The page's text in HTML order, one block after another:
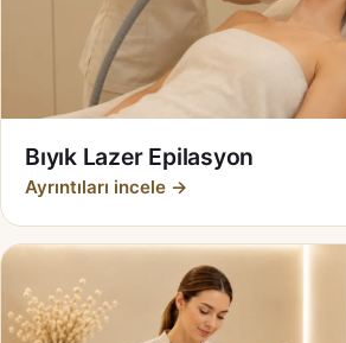
Bıyık Lazer Epilasyon
Ayrıntıları incele →